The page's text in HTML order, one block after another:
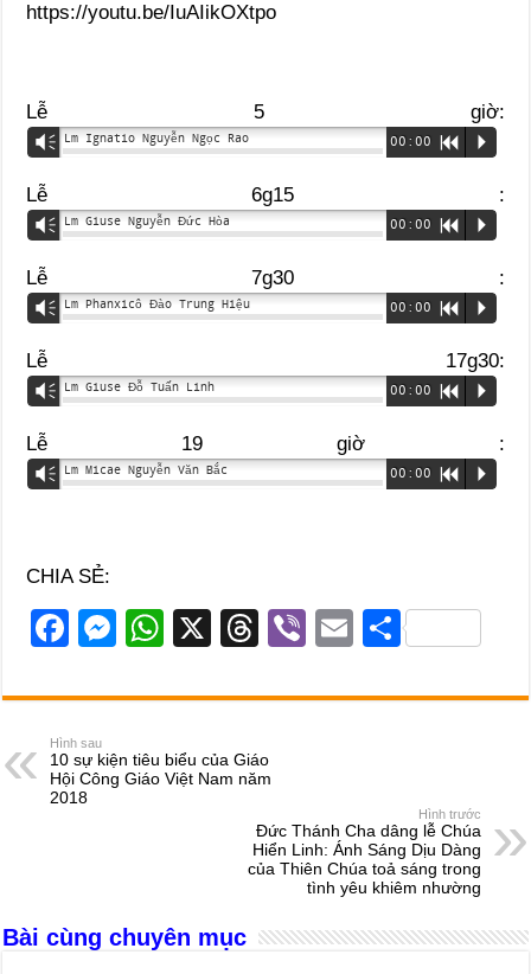
https://youtu.be/IuAIikOXtpo
Lễ 5 giờ:
Vm Lm Ignatio Nguyễn Ngọc Rao 00:00 R P
Lễ 6g15 :
Vm Lm Giuse Nguyễn Đức Hòa 00:00 R P
Lễ 7g30 :
Vm Lm Phanxicô Đào Trung Hiệu 00:00 R P
Lễ 17g30:
Vm Lm Giuse Đỗ Tuấn Linh 00:00 R P
Lễ 19 giờ :
Vm Lm Micae Nguyễn Văn Bắc 00:00 R P
CHIA SẺ:
F
c
e
b
o
M
ss
n
W
at
s
A
X
T
e
d
s
Vi
er
E
ail
S
ar
Hình sau
10 sự kiện tiêu biểu của Giáo
Hội Công Giáo Việt Nam năm
2018
Hình trước
Đức Thánh Cha dâng lễ Chúa
Hiển Linh: Ánh Sáng Dịu Dàng
của Thiên Chúa toả sáng trong
tình yêu khiêm nhường
Bài cùng chuyên mục